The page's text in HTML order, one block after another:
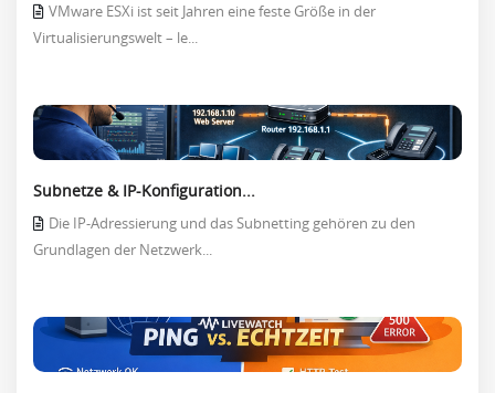
VMware ESXi ist seit Jahren eine feste Größe in der
Virtualisierungswelt – le...
Subnetze & IP-Konfiguration...
Die IP-Adressierung und das Subnetting gehören zu den
Grundlagen der Netzwerk...